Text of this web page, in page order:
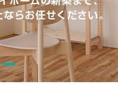
らお任せください。